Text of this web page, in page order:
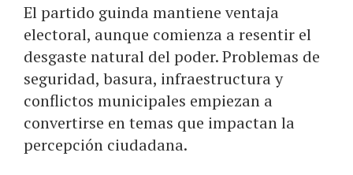
El partido guinda mantiene ventaja
electoral, aunque comienza a resentir el
desgaste natural del poder. Problemas de
seguridad, basura, infraestructura y
conflictos municipales empiezan a
convertirse en temas que impactan la
percepción ciudadana.